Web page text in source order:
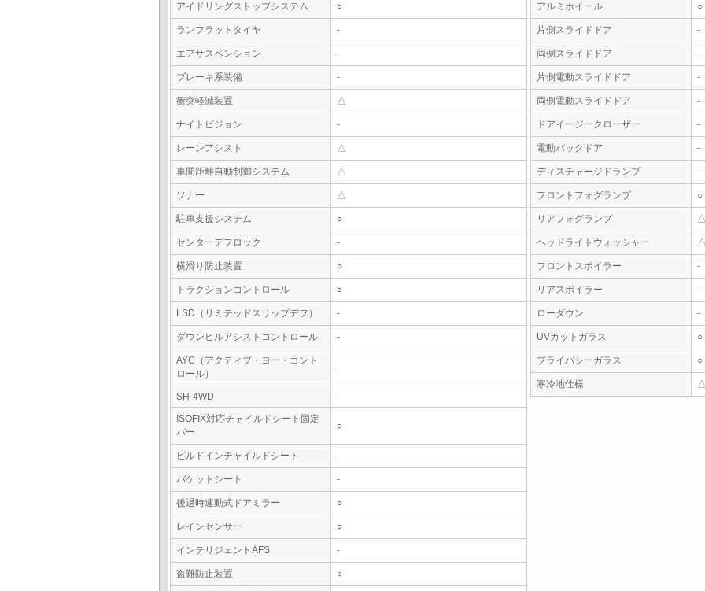
アイドリングストップシステム ○
ランフラットタイヤ -
エアサスペンション -
ブレーキ系装備 -
衝突軽減装置 △
ナイトビジョン -
レーンアシスト △
車間距離自動制御システム △
ソナー △
駐車支援システム ○
センターデフロック -
横滑り防止装置 ○
トラクションコントロール ○
LSD（リミテッドスリップデフ） -
ダウンヒルアシストコントロール -
AYC（アクティブ・ヨー・コント
ロール）
-
SH-4WD
-
ISOFIX対応チャイルドシート固定
バー
○
ビルドインチャイルドシート -
バケットシート -
後退時連動式ドアミラー ○
レインセンサー ○
インテリジェントAFS -
盗難防止装置 ○
アルミホイール ○
片側スライドドア -
両側スライドドア -
片側電動スライドドア -
両側電動スライドドア -
ドアイージークローザー -
電動バックドア -
ディスチャージドランプ -
フロントフォグランプ ○
リアフォグランプ △
ヘッドライトウォッシャー △
フロントスポイラー -
リアスポイラー -
ローダウン -
UVカットガラス ○
プライバシーガラス ○
寒冷地仕様 △